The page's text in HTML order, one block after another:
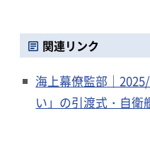
関連リンク
海上幕僚監部｜
い」の引渡式・自衛